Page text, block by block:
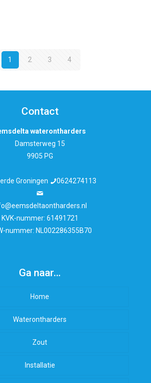
1 2 3 4
Contact
waterontharders
Damsterweg 15
9905 PG
Groningen 0624274113
KVK-nummer: 61491721
nummer: NL002286355B70
Ga naar…
Home
Waterontharders
Zout
Installatie